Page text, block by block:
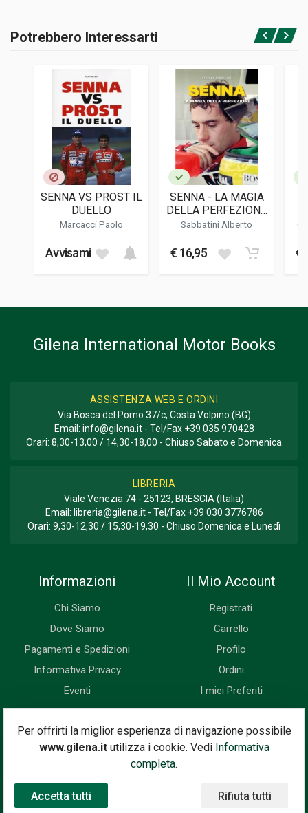
Rilegato
9788879116138
Giorgio Nada
LINGUA DEL TESTO
Inglese, Italiano
Accedi o registrati
Potrebbero Interessarti
SENNA VS PROST IL
DUELLO
Marcacci Paolo
Avvisami
SENNA - LA MAGIA
DELLA PERFEZIONE
(SECONDA
Sabbatini Alberto
€ 16,95 €
Per offrirti la miglior esperienza di navigazione possibile
www.gilena.itutilizza i cookie. Vedi Informativa
completa.
Accetta tutti Rifiuta tutti
Gilena International Motor Books
ASSISTENZA WEB E ORDINI
Via Bosca del Pomo 37/c, Costa Volpino (BG)
Email: info@gilena.it- Tel/Fax +39 035 970428
Orari: 8,30-13,00 / 14,30-18,00 - Chiuso Sabato e Domenica
LIBRERIA
Viale Venezia 74 - 25123, BRESCIA (Italia)
Email: libreria@gilena.it- Tel/Fax +39 030 3776786
Orari: 9,30-12,30 / 15,30-19,30 - Chiuso Domenica e Lunedì
Informazioni
Chi Siamo
Dove Siamo
Pagamenti e Spedizioni
Informativa Privacy
Eventi
Il Mio Account
Registrati
Carrello
Profilo
Ordini
I miei Preferiti
Newsletter
Iscriviti subito alla nostra newsletter. Riceverai prima di tutti le
novità, le offerte, i prossimi eventi...
Indirizzo Email
Iscriviti